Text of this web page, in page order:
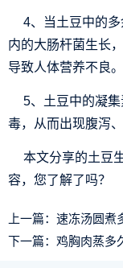
4、当土豆中的
内的大肠杆菌生长
导致人体营养不良。
5、土豆中的凝
毒，从而出现腹泻
本文分享的土豆
容，您了解了吗？
上一篇： 速冻汤圆煮
下一篇： 鸡胸肉蒸多